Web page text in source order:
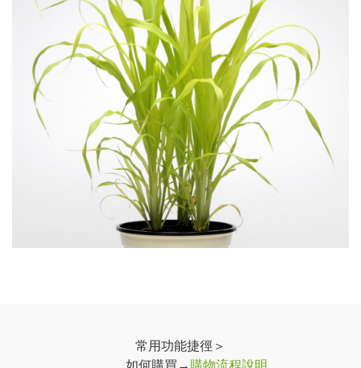
常用功能捷徑＞